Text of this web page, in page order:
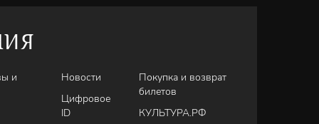
и
Новости
Цифровое
ID
Покупка и возврат
билетов
КУЛЬТУРА.РФ